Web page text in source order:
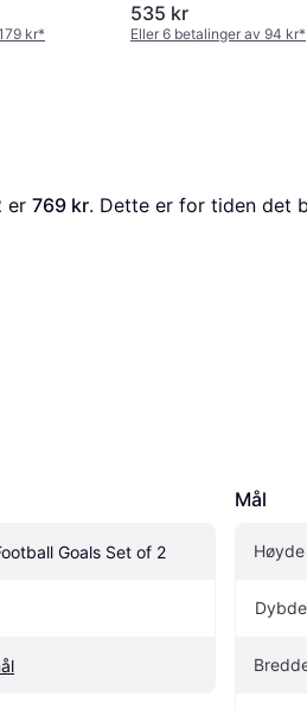
kr*
535 kr
Eller 6 betalinger av 94 kr*
er 769 kr. Dette er for tiden det
Goals Set of 2
Mål
Høyde
Dybde